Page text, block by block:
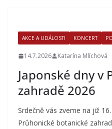
AKCE A UDÁLOSTI KONCERT
14.7.2026 Katarína Mlíchová
Japonské dny v
zahradě 2026
Srdečně vás zveme na již
Průhonické botanické